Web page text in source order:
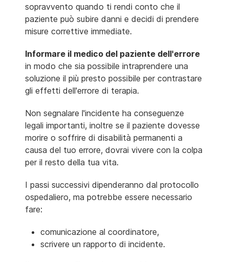
sopravvento quando ti rendi conto che il
paziente può subire danni e decidi di prendere
misure correttive immediate.
Informare il medico del paziente dell'errore
in modo che sia possibile intraprendere una
soluzione il più presto possibile per contrastare
gli effetti dell'errore di terapia.
Non segnalare l'incidente ha conseguenze
legali importanti, inoltre se il paziente dovesse
morire o soffrire di disabilità permanenti a
causa del tuo errore, dovrai vivere con la colpa
per il resto della tua vita.
I passi successivi dipenderanno dal protocollo
ospedaliero, ma potrebbe essere necessario
fare:
comunicazione al coordinatore,
scrivere un rapporto di incidente.